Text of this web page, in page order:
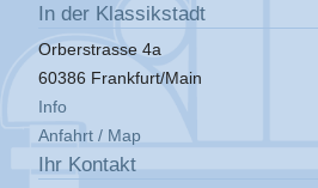
In der Klassikstadt
Orberstrasse 4a
60386 Frankfurt/Main
Info
Anfahrt / Map
Ihr Kontakt